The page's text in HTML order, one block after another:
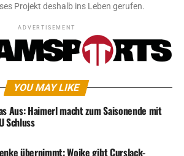
Projekt deshalb ins Leben gerufen.
ADVERTISEMENT
YOU MAY LIKE
Aus: Haimerl macht zum Saisonende mit
Schluss
übernimmt: Woike gibt Curslack-